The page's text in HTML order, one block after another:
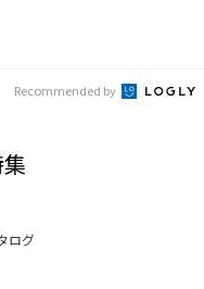
Recommended by
ログ